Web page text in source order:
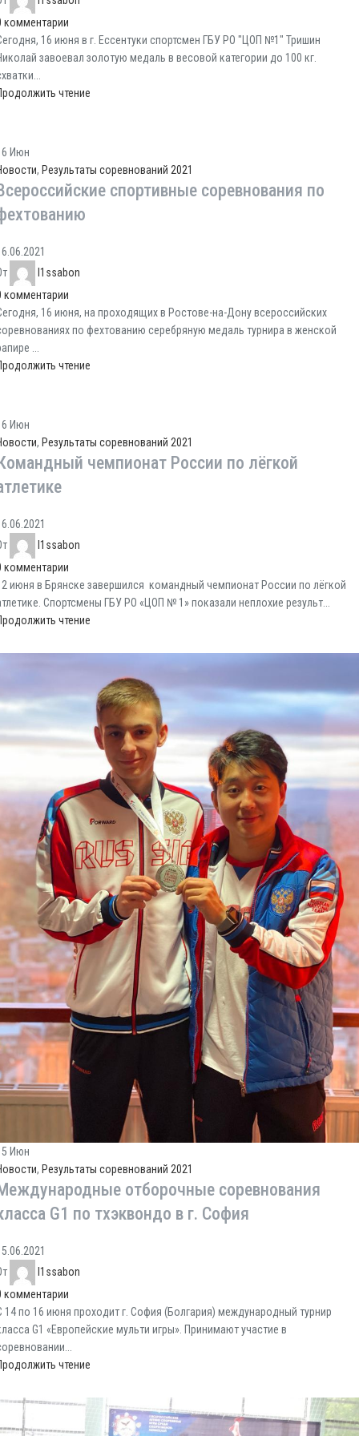
комментарии
16 июня в г. Ессентуки спортсмен ГБУ РО "ЦОП №1" Тришин
завоевал золотую медаль в весовой категории до 100 кг.
чтение
Июн
, Результаты соревнований 2021
спортивные соревнования по
l1ssabon
комментарии
16 июня, на проходящих в Ростове-на-Дону всероссийских
по фехтованию серебряную медаль турнира в женской
...
чтение
Июн
, Результаты соревнований 2021
чемпионат России по лёгкой
l1ssabon
комментарии
июня в Брянске завершился командный чемпионат России по лёгкой
Спортсмены ГБУ РО «ЦОП № 1» показали неплохие результ...
чтение
Июн
, Результаты соревнований 2021
отборочные соревнования
G1 по тхэквондо в г. София
l1ssabon
комментарии
14 по 16 июня проходит г. София (Болгария) международный турнир
G1 «Европейские мульти игры». Принимают участие в
чтение